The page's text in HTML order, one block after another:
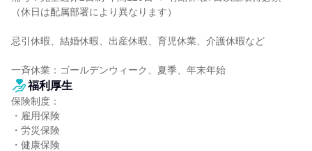
（休日は配属部署により異なります）
忌引休暇、結婚休暇、出産休暇、育児休業、介護休暇など
一斉休業：ゴールデンウィーク、夏季、年末年始
福利厚生
保険制度：
・雇用保険
・労災保険
・健康保険